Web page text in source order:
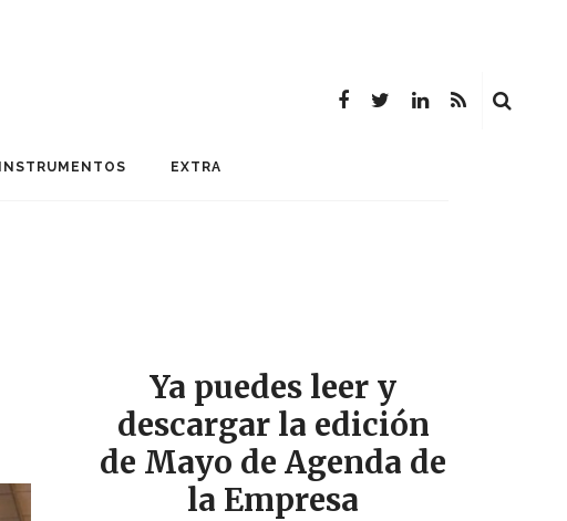
INSTRUMENTOS EXTRA
Ya puedes leer y
descargar la edición
de Mayo de Agenda de
la Empresa